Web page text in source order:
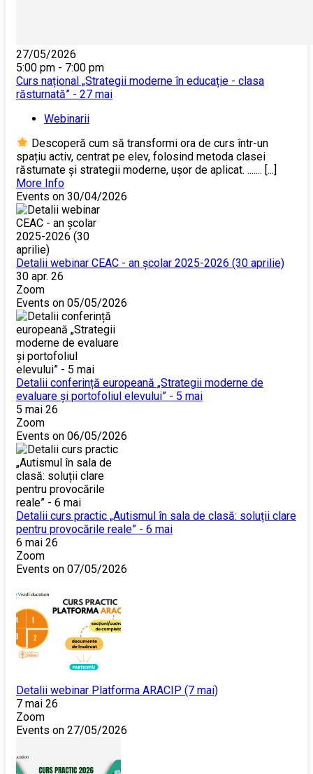
27/05/2026
5:00 pm - 7:00 pm
Curs național „Strategii moderne în educație - clasa
răsturnată” - 27 mai
Webinarii
Descoperă cum să transformi ora de curs într-un
spațiu activ, centrat pe elev, folosind metoda clasei
răsturnate și strategii moderne, ușor de aplicat. ....... [...]
More Info
Events on 30/04/2026
Detalii webinar CEAC - an școlar 2025-2026 (30 aprilie)
30 apr. 26
Zoom
Events on 05/05/2026
Detalii conferință europeană „Strategii moderne de
evaluare și portofoliul elevului” - 5 mai
5 mai 26
Zoom
Events on 06/05/2026
Detalii curs practic „Autismul în sala de clasă: soluții clare
pentru provocările reale” - 6 mai
6 mai 26
Zoom
Events on 07/05/2026
Detalii webinar Platforma ARACIP (7 mai)
7 mai 26
Zoom
Events on 27/05/2026